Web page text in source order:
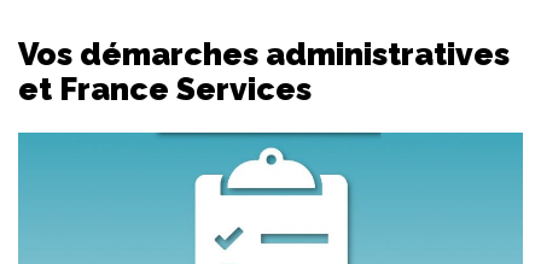
Vos démarches administratives
et France Services